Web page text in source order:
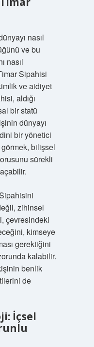
nasıl
ve bu
nasıl
Sipahisi
ve aidiyet
aldığı
bir statü
dünyayı
bir yönetici
bilişsel
sürekli
zihinsel
çevresindeki
kimseye
gerektiğini
kalabilir.
benlik
de
İçsel